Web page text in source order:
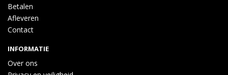
Betalen
Afleveren
Contact
INFORMATIE
Over ons